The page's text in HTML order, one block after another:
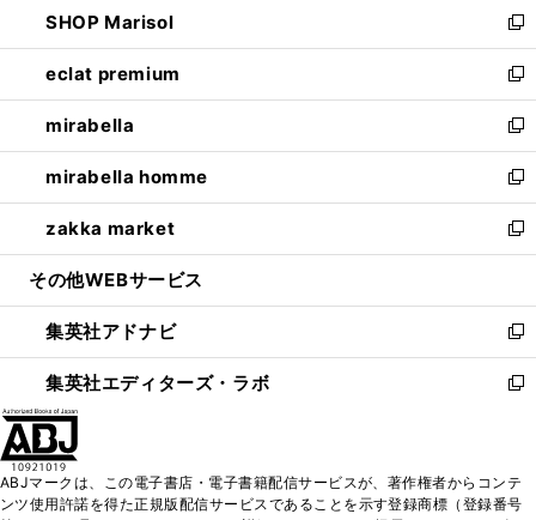
く
で
開
く
ド
ウ
で
開
く
ィ
ン
ド
ウ
で
開
く
い
ウ
ィ
ン
ド
ウ
で
開
く
SHOP Marisol
新
し
い
ウ
ィ
ン
ド
ウ
で
開
eclat premium
新
し
い
ウ
ィ
ン
ド
ウ
開
く
mirabella
新
し
い
ウ
ィ
ン
ウ
で
開
く
mirabella homme
新
し
い
ウ
ン
ド
ウ
で
zakka market
新
し
ウ
ィ
ン
ド
く
その他WEBサービス
集英社アドナビ
新
し
い
ド
ウ
集英社エディターズ・ラボ
新
ィ
ン
ABJマークは、この電子書店・電子書籍配信サービスが、著作権者からコンテ
ンツ使用許諾を得た正規版配信サービスであることを示す登録商標（登録番号